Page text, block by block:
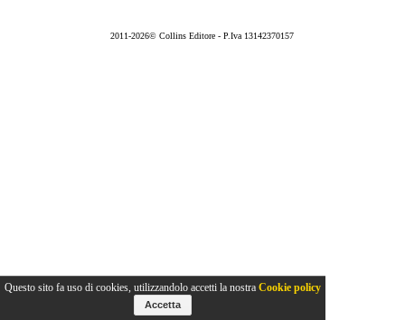
2011-2026© Collins Editore - P.Iva 13142370157
Questo sito fa uso di cookies, utilizzandolo accetti la nostra Cookie policy
Accetta